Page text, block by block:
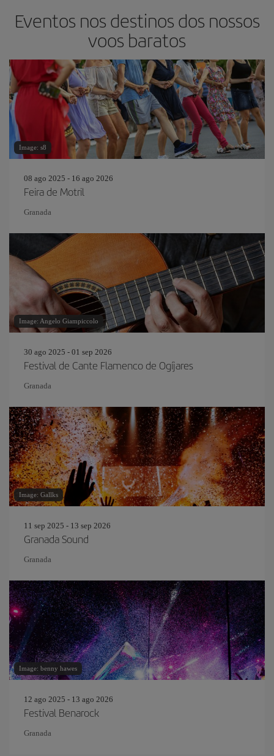
Eventos nos destinos dos nossos
voos baratos
Image: s8
08 ago 2025 - 16 ago 2026
Feira de Motril
Granada
Image: Angelo Giampiccolo
30 ago 2025 - 01 sep 2026
Festival de Cante Flamenco de Ogíjares
Granada
Image: Gallks
11 sep 2025 - 13 sep 2026
Granada Sound
Granada
Image: benny hawes
12 ago 2025 - 13 ago 2026
Festival Benarock
Granada